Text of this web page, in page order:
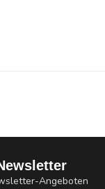
Angeboten